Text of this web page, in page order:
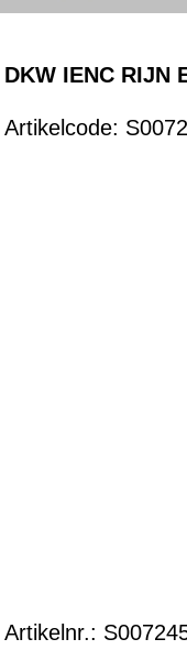
DKW IENC RIJN
Artikelcode:
Artikelnr.: